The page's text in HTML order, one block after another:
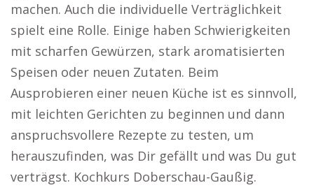
machen. Auch die individuelle Verträglichkeit
spielt eine Rolle. Einige haben Schwierigkeiten
mit scharfen Gewürzen, stark aromatisierten
Speisen oder neuen Zutaten. Beim
Ausprobieren einer neuen Küche ist es sinnvoll,
mit leichten Gerichten zu beginnen und dann
anspruchsvollere Rezepte zu testen, um
herauszufinden, was Dir gefällt und was Du gut
verträgst. Kochkurs Doberschau-Gaußig.